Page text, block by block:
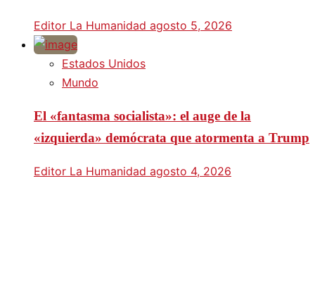
Editor La Humanidad agosto 5, 2026
Estados Unidos
Mundo
El «fantasma socialista»: el auge de la
«izquierda» demócrata que atormenta a Trump
Editor La Humanidad agosto 4, 2026